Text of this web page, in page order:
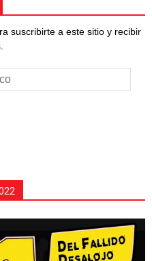
suscribirte a este sitio y recibir